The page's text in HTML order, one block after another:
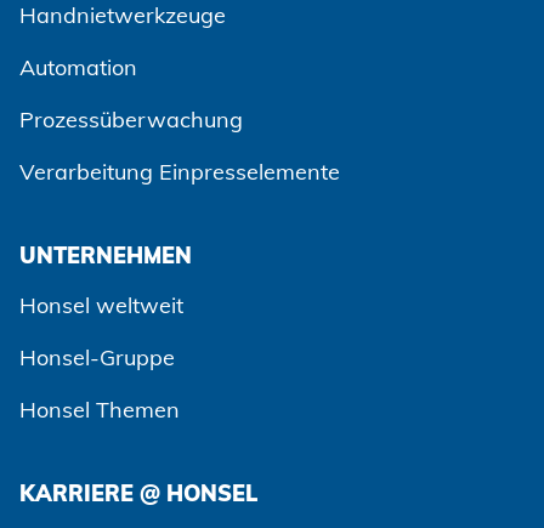
Handnietwerkzeuge
Automation
Prozessüberwachung
Verarbeitung Einpresselemente
UNTERNEHMEN
Honsel weltweit
Honsel-Gruppe
Honsel Themen
KARRIERE @ HONSEL
Zustimmen und weiter